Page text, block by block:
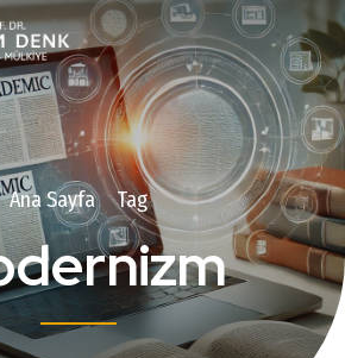
Ana Sayfa Tag